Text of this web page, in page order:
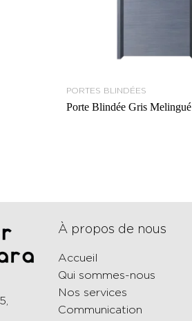
PORTES BLINDÉES
Porte Blindée Gris Melingué
À propos de nous
Accueil
Qui sommes-nous
Nos services
Communication